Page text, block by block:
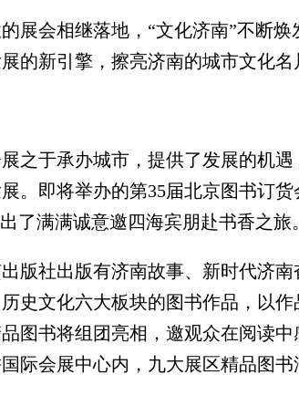
会相继落地，“文化济南”不断焕
的新引擎，擦亮济南的城市文化名
于承办城市，提供了发展的机遇
。即将举办的第35届北京图书订
了满满诚意邀四海宾朋赴书香之旅。
社出版有济南故事、新时代济南
史文化六大板块的图书作品，以
图书将组团亮相，邀观众在阅读中
际会展中心内，九大展区精品图书